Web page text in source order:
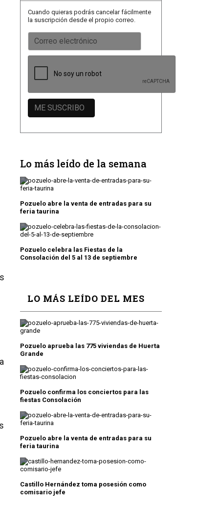
Cuando quieras podrás cancelar fácilmente
la suscripción desde el propio correo.
Lo más leído de la semana
Pozuelo abre la venta de entradas para su
feria taurina
Pozuelo celebra las Fiestas de la
Consolación del 5 al 13 de septiembre
LO MÁS LEÍDO DEL MES
Pozuelo aprueba las 775 viviendas de Huerta
Grande
Pozuelo confirma los conciertos para las
fiestas Consolación
Pozuelo abre la venta de entradas para su
feria taurina
Castillo Hernández toma posesión como
comisario jefe